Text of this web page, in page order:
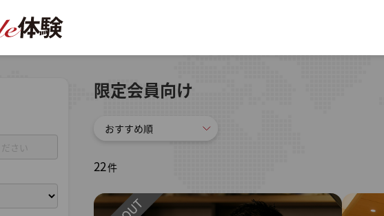
限定会員向け
おすすめ順
マイル数の高い順
22件